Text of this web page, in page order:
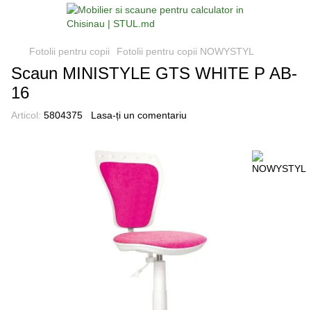
Fotolii pentru copii Fotolii pentru copii NOWYSTYL
Scaun MINISTYLE GTS WHITE P AB-
16
Articol: 5804375 Lasa-ți un comentariu